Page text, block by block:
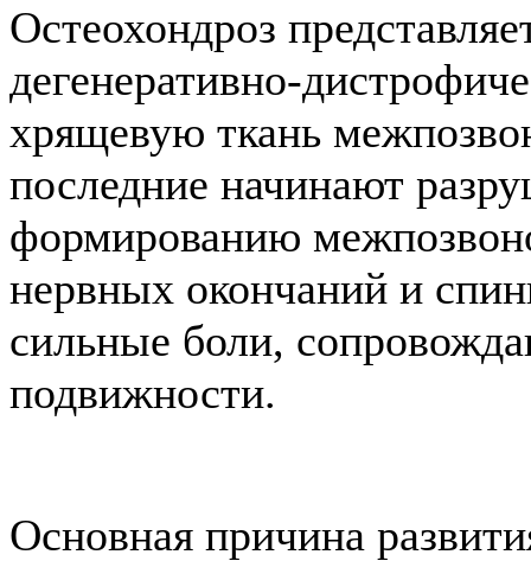
Остеохондроз
дегенеративно-
хрящевую ткань
последние начинают
формированию
нервных окончаний и
сильные боли,
подвижности.
Основная причина